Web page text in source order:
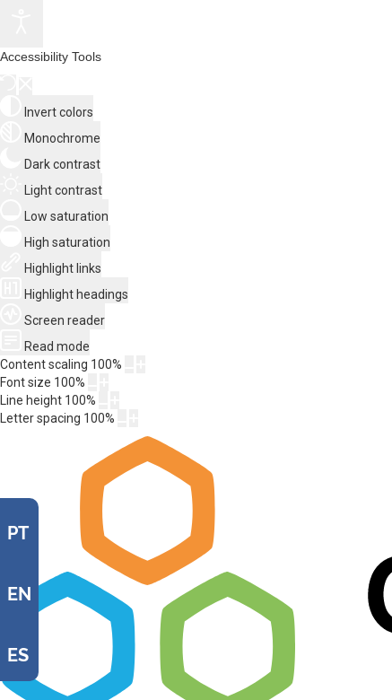
Accessibility Tools
Invert colors
Monochrome
Dark contrast
Light contrast
Low saturation
High saturation
Highlight links
Highlight headings
Screen reader
Read mode
Content scaling 100%
Font size 100%
Line height 100%
Letter spacing 100%
PT
EN
ES